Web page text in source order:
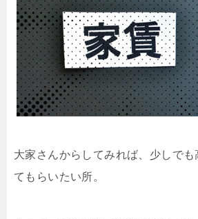
大家さんからしてみれば、少しでも
てもらいたい所。